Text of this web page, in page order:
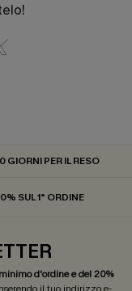
GIORNI PER IL RESO
SUL 1° ORDINE
d'ordine e del 20%
il tuo indirizzo e-